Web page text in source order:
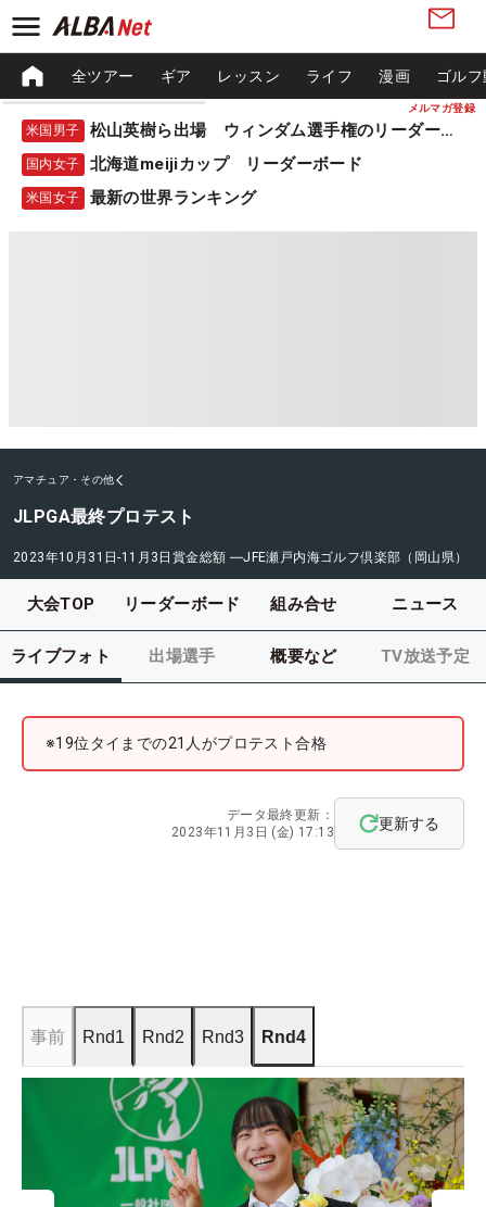
メルマガ登録
全ツアー ギア レッスン ライフ 漫画 ゴル
米国男子 松山英樹ら出場 ウィンダム選手権のリーダーボード
国内女子 北海道meijiカップ リーダーボード
米国女子 最新の世界ランキング
アマチュア・その他
JLPGA最終プロテスト
2023年10月31日-11月3日 賞金総額 ―JFE瀬戸内海ゴルフ倶楽部（岡山県）
大会TOP リーダーボード 組み合せ ニュース
ライブフォト 出場選手 概要など TV放送予定
※19位タイまでの21人がプロテスト合格
データ最終更新：
2023年11月3日 (金) 17:13
更新する
事前 Rnd1 Rnd2 Rnd3 Rnd4